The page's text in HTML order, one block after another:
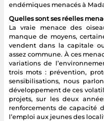
endémiques menacés à
Quelles sont ses réelles
La vraie menace des
manque de moyens,
vendent dans la capitale
assez commune. À ces
variations de
trois mots : prévention,
sensibilisations, nous
développement de ces
projets, sur les deux
renforcements de capacité
l’emploi aux jeunes des